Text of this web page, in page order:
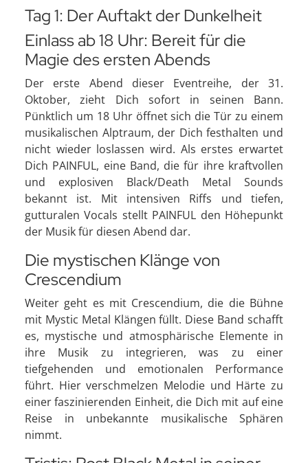
Tag 1: Der Auftakt der Dunkelheit
Einlass ab 18 Uhr: Bereit für die
Magie des ersten Abends
Der erste Abend dieser Eventreihe, der 31.
Oktober, zieht Dich sofort in seinen Bann.
Pünktlich um 18 Uhr öffnet sich die Tür zu einem
musikalischen Alptraum, der Dich festhalten und
nicht wieder loslassen wird. Als erstes erwartet
Dich PAINFUL, eine Band, die für ihre kraftvollen
und explosiven Black/Death Metal Sounds
bekannt ist. Mit intensiven Riffs und tiefen,
gutturalen Vocals stellt PAINFUL den Höhepunkt
der Musik für diesen Abend dar.
Die mystischen Klänge von
Crescendium
Weiter geht es mit Crescendium, die die Bühne
mit Mystic Metal Klängen füllt. Diese Band schafft
es, mystische und atmosphärische Elemente in
ihre Musik zu integrieren, was zu einer
tiefgehenden und emotionalen Performance
führt. Hier verschmelzen Melodie und Härte zu
einer faszinierenden Einheit, die Dich mit auf eine
Reise in unbekannte musikalische Sphären
nimmt.